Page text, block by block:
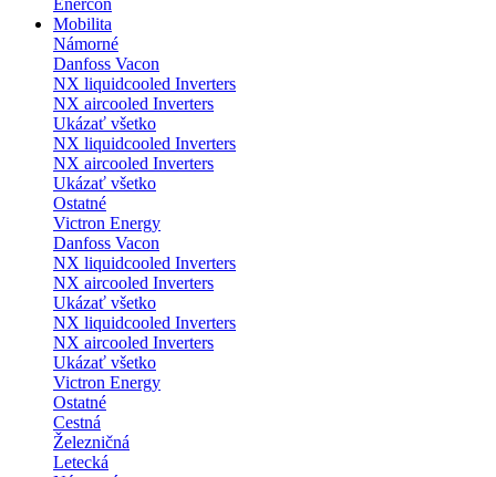
Enercon
Mobilita
Námorné
Danfoss Vacon
NX liquidcooled Inverters
NX aircooled Inverters
Ukázať všetko
NX liquidcooled Inverters
NX aircooled Inverters
Ukázať všetko
Ostatné
Victron Energy
Danfoss Vacon
NX liquidcooled Inverters
NX aircooled Inverters
Ukázať všetko
NX liquidcooled Inverters
NX aircooled Inverters
Ukázať všetko
Victron Energy
Ostatné
Cestná
Železničná
Letecká